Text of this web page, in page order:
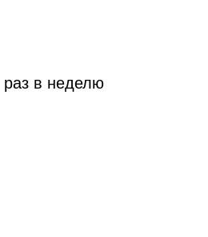
раз в неделю